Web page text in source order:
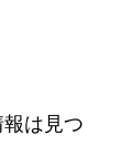
は見つ